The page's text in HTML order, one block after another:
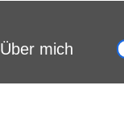
Über mich